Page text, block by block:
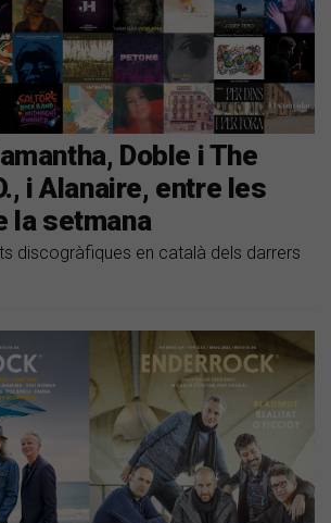
Doble i The
i Alanaire, entre les
la setmana
discogràfiques en català dels darrers